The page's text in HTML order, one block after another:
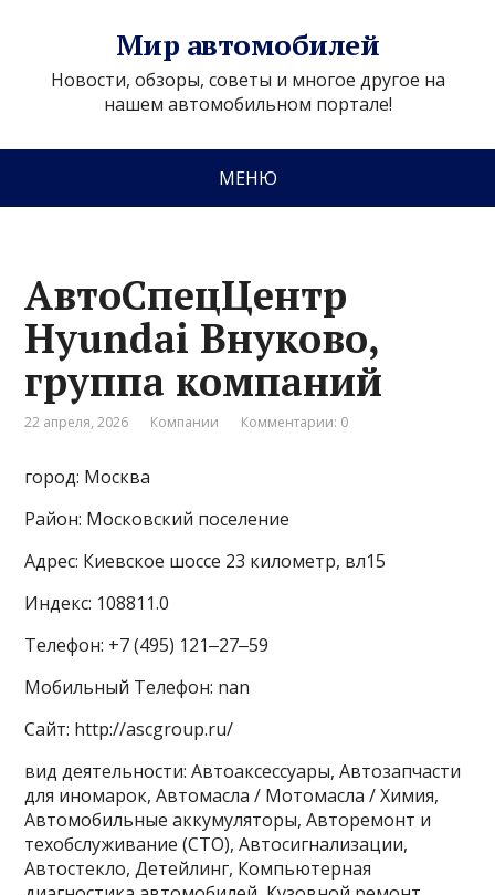
Мир автомобилей
Новости, обзоры, советы и многое другое на
нашем автомобильном портале!
МЕНЮ
АвтоСпецЦентр
Hyundai Внуково,
группа компаний
22 апреля, 2026 Компании Комментарии: 0
город: Москва
Район: Московский поселение
Адрес: Киевское шоссе 23 километр, вл15
Индекс: 108811.0
Телефон: +7 (495) 121‒27‒59
Мобильный Телефон: nan
Сайт: http://ascgroup.ru/
вид деятельности: Автоаксессуары, Автозапчасти
для иномарок, Автомасла / Мотомасла / Химия,
Автомобильные аккумуляторы, Авторемонт и
техобслуживание (СТО), Автосигнализации,
Автостекло, Детейлинг, Компьютерная